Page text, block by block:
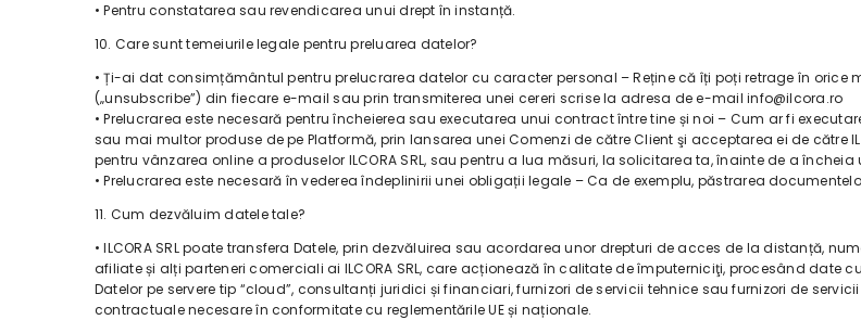
• Pentru constatarea sau revendicarea unui drept în instanță.
10. Care sunt temeiurile legale pentru preluarea datelor?
• Ți-ai dat consimțământul pentru prelucrarea datelor cu caracter personal – Reține că îți poți retrage în
(„unsubscribe”) din fiecare e-mail sau prin transmiterea unei cereri scrise la adresa de e-mail info@ilcora.ro
• Prelucrarea este necesară pentru încheierea sau executarea unui contract între tine și noi – Cum ar fi
sau mai multor produse de pe Platformă, prin lansarea unei Comenzi de către Client şi acceptarea ei de către
pentru vânzarea online a produselor ILCORA SRL, sau pentru a lua măsuri, la solicitarea ta, înainte de a încheia
• Prelucrarea este necesară în vederea îndeplinirii unei obligații legale – Ca de exemplu, păstrarea
11. Cum dezvăluim datele tale?
• ILCORA SRL poate transfera Datele, prin dezvăluirea sau acordarea unor drepturi de acces de la distanță,
afiliate și alți parteneri comerciali ai ILCORA SRL, care acționează în calitate de împuterniciţi, procesând date
Datelor pe servere tip “cloud”, consultanți juridici și financiari, furnizori de servicii tehnice sau furnizori de
contractuale necesare în conformitate cu reglementările UE și naționale.